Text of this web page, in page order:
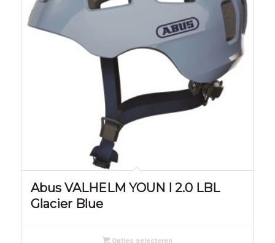
Abus VALHELM YOUN I 2.0 LBL
Glacier Blue
Opties selecteren